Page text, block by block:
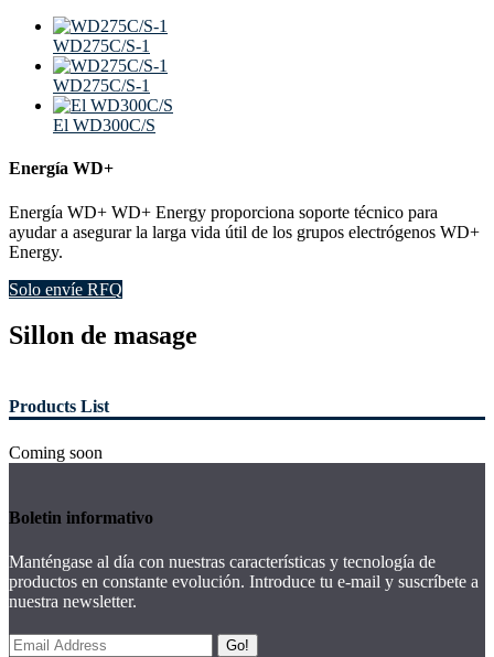
WD275C/S-1
WD275C/S-1
El WD300C/S
Energía WD+
Energía WD+ WD+ Energy proporciona soporte técnico para
ayudar a asegurar la larga vida útil de los grupos electrógenos WD+
Energy.
Solo envíe RFQ
Sillon de masage
Products List
Coming soon
Boletin informativo
Manténgase al día con nuestras características y tecnología de
productos en constante evolución. Introduce tu e-mail y suscríbete a
nuestra newsletter.
Go!